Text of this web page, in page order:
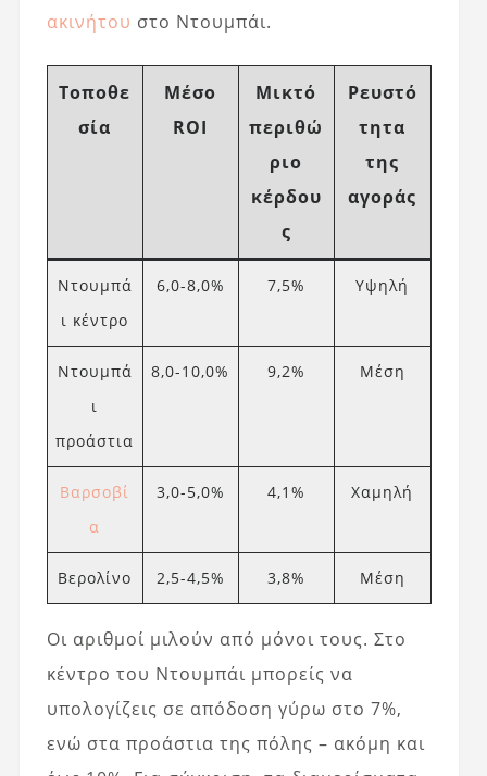
ακινήτου στο Ντουμπάι.
Τοποθε
σία
Μέσο
ROI
Μικτό
περιθώ
ριο
κέρδου
ς
Ρευστό
τητα
της
αγοράς
Ντουμπά
ι κέντρο
6,0-8,0% 7,5% Υψηλή
Ντουμπά
ι
προάστια
8,0-10,0% 9,2% Μέση
Βαρσοβί
α
3,0-5,0% 4,1% Χαμηλή
Βερολίνο 2,5-4,5% 3,8% Μέση
Οι αριθμοί μιλούν από μόνοι τους. Στο
κέντρο του Ντουμπάι μπορείς να
υπολογίζεις σε απόδοση γύρω στο 7%,
ενώ στα προάστια της πόλης – ακόμη και